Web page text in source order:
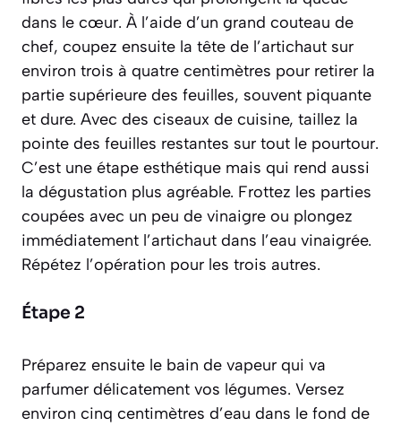
dans le cœur. À l’aide d’un grand couteau de
chef, coupez ensuite la tête de l’artichaut sur
environ trois à quatre centimètres pour retirer la
partie supérieure des feuilles, souvent piquante
et dure. Avec des ciseaux de cuisine, taillez la
pointe des feuilles restantes sur tout le pourtour.
C’est une étape esthétique mais qui rend aussi
la dégustation plus agréable. Frottez les parties
coupées avec un peu de vinaigre ou plongez
immédiatement l’artichaut dans l’eau vinaigrée.
Répétez l’opération pour les trois autres.
Étape 2
Préparez ensuite le bain de vapeur qui va
parfumer délicatement vos légumes. Versez
environ cinq centimètres d’eau dans le fond de